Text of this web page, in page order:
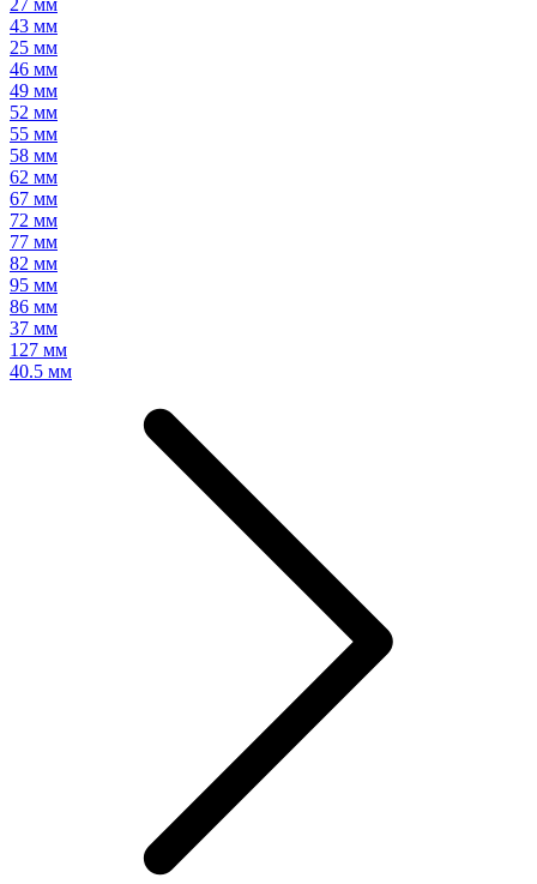
27 мм
43 мм
25 мм
46 мм
49 мм
52 мм
55 мм
58 мм
62 мм
67 мм
72 мм
77 мм
82 мм
95 мм
86 мм
37 мм
127 мм
40.5 мм